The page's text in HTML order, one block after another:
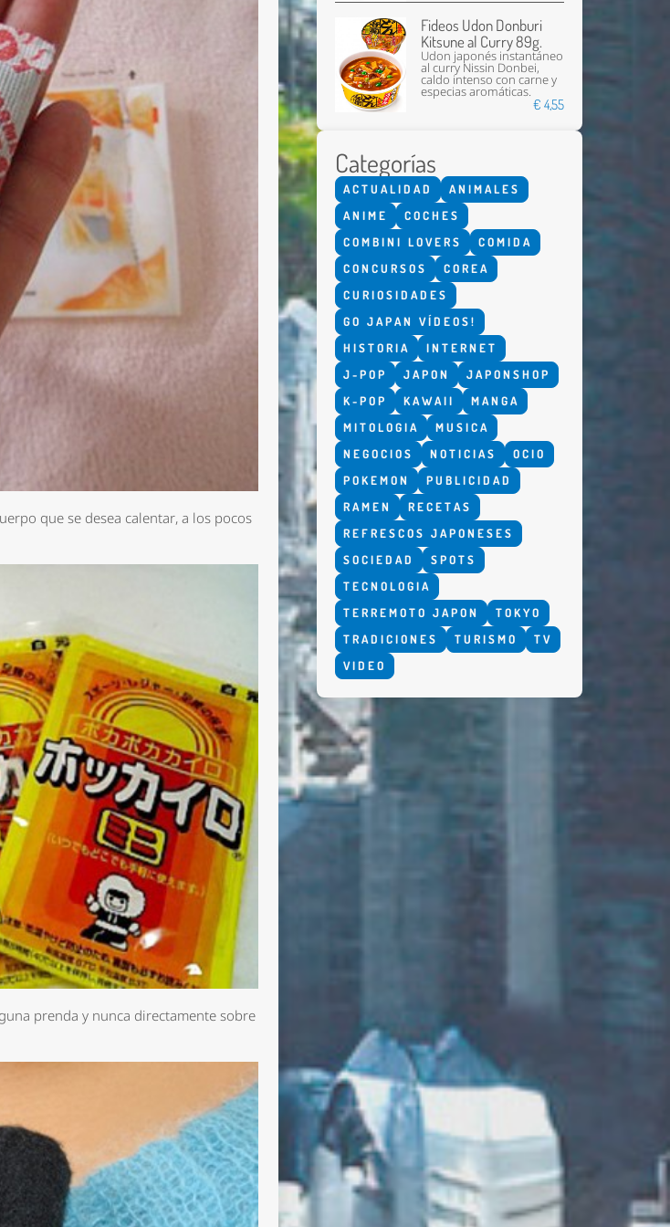
que se desea calentar, a los pocos
prenda y nunca directamente sobre
Fideos Udon Donburi
Kitsune al Curry 89g.
Udon japonés instantáneo
al curry Nissin Donbei,
caldo intenso con carne y
especias aromáticas.
€ 4,55
Categorías
ACTUALIDAD
ANIMALES
ANIME
COCHES
COMBINI LOVERS
COMIDA
CONCURSOS
COREA
CURIOSIDADES
GO JAPAN VÍDEOS!
HISTORIA
INTERNET
J-POP
JAPON
JAPONSHOP
K-POP
KAWAII
MANGA
MITOLOGIA
MUSICA
NEGOCIOS
NOTICIAS
OCIO
POKEMON
PUBLICIDAD
RAMEN
RECETAS
REFRESCOS JAPONESES
SOCIEDAD
SPOTS
TECNOLOGIA
TERREMOTO JAPON
TOKYO
TRADICIONES
TURISMO
TV
VIDEO
Enviar